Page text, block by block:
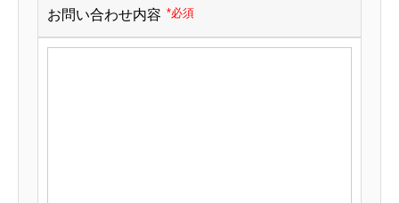
お問い合わせ内容 *必須